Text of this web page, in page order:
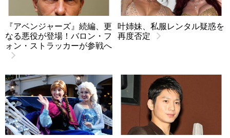
『アベンジャーズ』続編、更
なる悪役が登場！バロン・フ
ォン・ストラッカーが参戦へ
叶姉妹、私服レンタル疑惑を
再度否定